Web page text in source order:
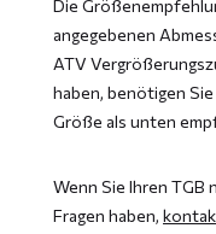
Die
angegebenen
ATV
haben, benötigen
Größe als unten
Wenn Sie Ihren TGB
Fragen haben,